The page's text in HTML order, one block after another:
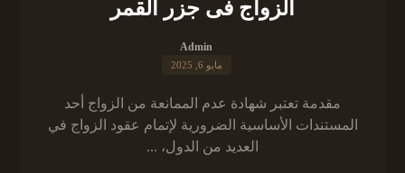
الزواج فى جزر القمر
Admin
مايو 6, 2025
مقدمة تعتبر شهادة عدم الممانعة من الزواج أحد
المستندات الأساسية الضرورية لإتمام عقود الزواج في
العديد من الدول، ...